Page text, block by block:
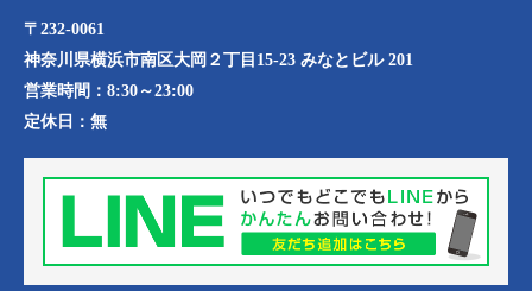
〒232-0061
神奈川県横浜市南区大岡２丁目15-23 みなとビル 201
営業時間： 8:30～23:00
定休日： 無